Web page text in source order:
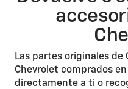
Las partes originales de
Chevrolet comprados
directamente a ti o